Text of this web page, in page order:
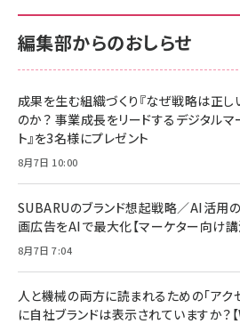
編集部からのおしらせ
成果を生む組織づくり『なぜ戦略は正
のか？ 事業成長をリードするデジタルマ
ト』を3名様にプレゼント
8月7日 10:00
SUBARUのブランド想起戦略／AI活用の
画広告をAIで最大化【マーケター向け講
8月7日 7:04
人と機械の両方に読まれるための「アク
に自社ブランドは表示されていますか？